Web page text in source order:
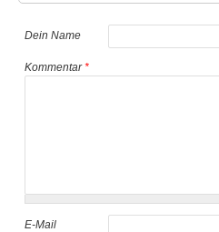
Dein Name
Kommentar*
E-Mail